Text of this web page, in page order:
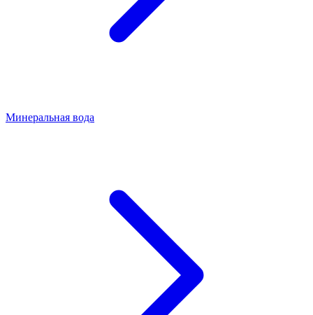
Минеральная вода